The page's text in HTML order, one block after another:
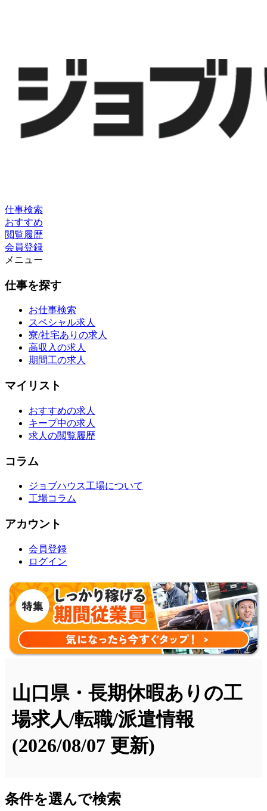
仕事検索
おすすめ
閲覧履歴
会員登録
メニュー
仕事を探す
お仕事検索
スペシャル求人
寮/社宅ありの求人
高収入の求人
期間工の求人
マイリスト
おすすめの求人
キープ中の求人
求人の閲覧履歴
コラム
ジョブハウス工場について
工場コラム
アカウント
会員登録
ログイン
山口県・長期休暇ありの工
場求人/転職/派遣情報
(2026/08/07 更新)
条件を選んで検索